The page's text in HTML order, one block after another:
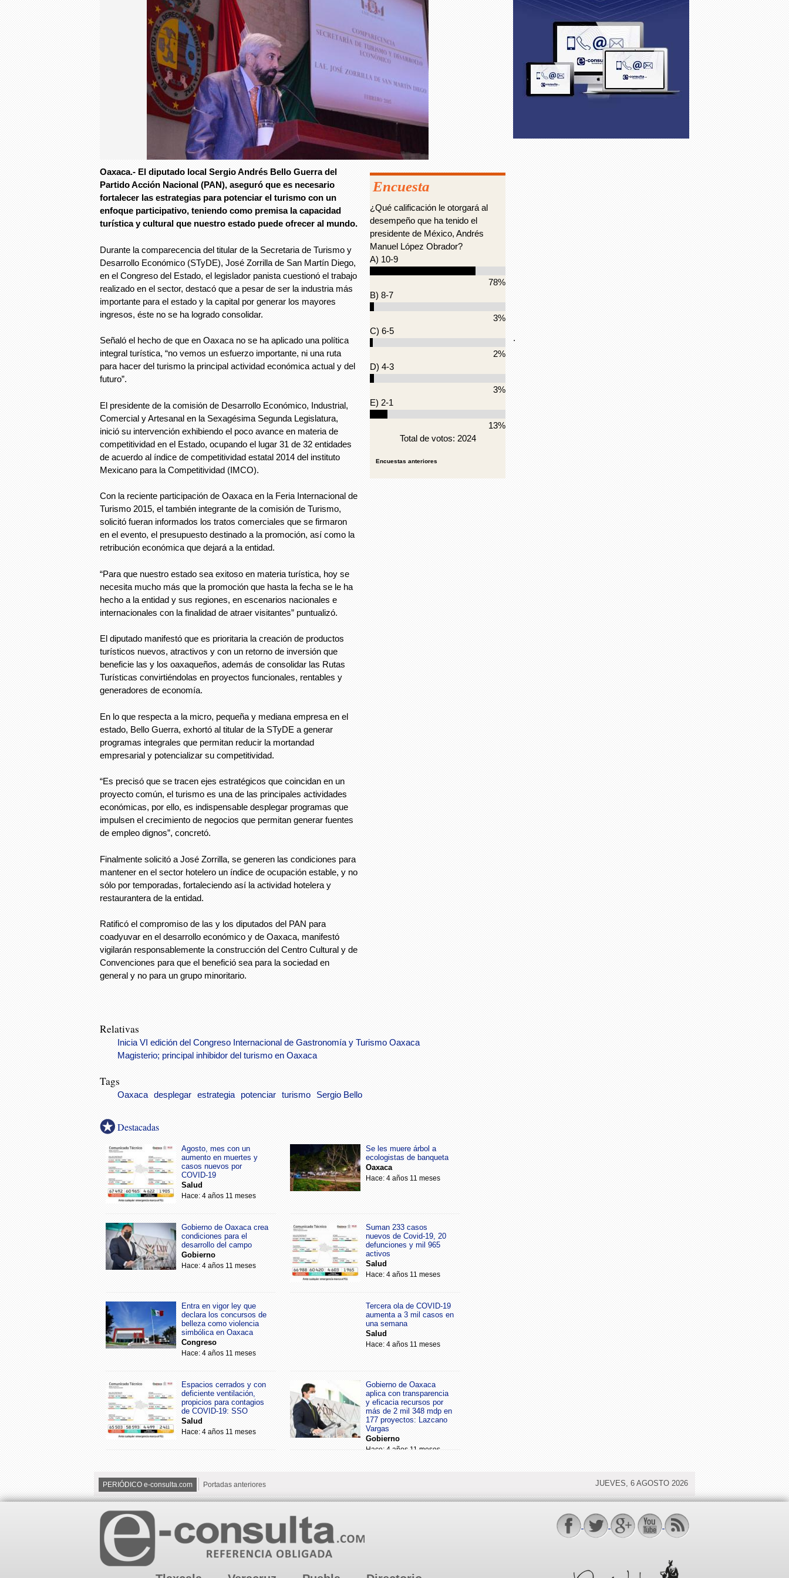
Oaxaca.- El diputado local Sergio Andrés Bello Guerra del
Partido Acción Nacional (PAN), aseguró que es necesario
fortalecer las estrategias para potenciar el turismo con un
enfoque participativo, teniendo como premisa la capacidad
turística y cultural que nuestro estado puede ofrecer al mundo.
Durante la comparecencia del titular de la Secretaria de Turismo y
Desarrollo Económico (STyDE), José Zorrilla de San Martín Diego,
en el Congreso del Estado, el legislador panista cuestionó el trabajo
realizado en el sector, destacó que a pesar de ser la industria más
importante para el estado y la capital por generar los mayores
ingresos, éste no se ha logrado consolidar.
Señaló el hecho de que en Oaxaca no se ha aplicado una política
integral turística, “no vemos un esfuerzo importante, ni una ruta
para hacer del turismo la principal actividad económica actual y del
futuro”.
El presidente de la comisión de Desarrollo Económico, Industrial,
Comercial y Artesanal en la Sexagésima Segunda Legislatura,
inició su intervención exhibiendo el poco avance en materia de
competitividad en el Estado, ocupando el lugar 31 de 32 entidades
de acuerdo al índice de competitividad estatal 2014 del instituto
Mexicano para la Competitividad (IMCO).
Con la reciente participación de Oaxaca en la Feria Internacional de
Turismo 2015, el también integrante de la comisión de Turismo,
solicitó fueran informados los tratos comerciales que se firmaron
en el evento, el presupuesto destinado a la promoción, así como la
retribución económica que dejará a la entidad.
“Para que nuestro estado sea exitoso en materia turística, hoy se
necesita mucho más que la promoción que hasta la fecha se le ha
hecho a la entidad y sus regiones, en escenarios nacionales e
internacionales con la finalidad de atraer visitantes” puntualizó.
El diputado manifestó que es prioritaria la creación de productos
turísticos nuevos, atractivos y con un retorno de inversión que
beneficie las y los oaxaqueños, además de consolidar las Rutas
Turísticas convirtiéndolas en proyectos funcionales, rentables y
generadores de economía.
En lo que respecta a la micro, pequeña y mediana empresa en el
estado, Bello Guerra, exhortó al titular de la STyDE a generar
programas integrales que permitan reducir la mortandad
empresarial y potencializar su competitividad.
“Es precisó que se tracen ejes estratégicos que coincidan en un
proyecto común, el turismo es una de las principales actividades
económicas, por ello, es indispensable desplegar programas que
impulsen el crecimiento de negocios que permitan generar fuentes
de empleo dignos”, concretó.
Finalmente solicitó a José Zorrilla, se generen las condiciones para
mantener en el sector hotelero un índice de ocupación estable, y no
sólo por temporadas, fortaleciendo así la actividad hotelera y
restaurantera de la entidad.
Ratificó el compromiso de las y los diputados del PAN para
coadyuvar en el desarrollo económico y de Oaxaca, manifestó
vigilarán responsablemente la construcción del Centro Cultural y de
Convenciones para que el benefició sea para la sociedad en
general y no para un grupo minoritario.
Encuesta
¿Qué calificación le otorgará al
desempeño que ha tenido el
presidente de México, Andrés
Manuel López Obrador?
A) 10-9
78%
B) 8-7
3%
C) 6-5
2%
D) 4-3
3%
E) 2-1
13%
Total de votos: 2024
Encuestas anteriores
Relativas
Inicia VI edición del Congreso Internacional de Gastronomía y Turismo Oaxaca
Magisterio; principal inhibidor del turismo en Oaxaca
Tags
Oaxaca desplegar estrategia potenciar turismo Sergio Bello
Destacadas
Agosto, mes con un
aumento en muertes y
casos nuevos por
COVID-19
Salud
Hace: 4 años 11 meses
Se les muere árbol a
ecologistas de banqueta
Oaxaca
Hace: 4 años 11 meses
Gobierno de Oaxaca crea
condiciones para el
desarrollo del campo
Gobierno
Hace: 4 años 11 meses
Suman 233 casos
nuevos de Covid-19, 20
defunciones y mil 965
activos
Salud
Hace: 4 años 11 meses
Entra en vigor ley que
declara los concursos de
belleza como violencia
simbólica en Oaxaca
Congreso
Hace: 4 años 11 meses
Tercera ola de COVID-19
aumenta a 3 mil casos en
una semana
Salud
Hace: 4 años 11 meses
Espacios cerrados y con
deficiente ventilación,
propicios para contagios
de COVID-19: SSO
Salud
Hace: 4 años 11 meses
Gobierno de Oaxaca
aplica con transparencia
y eficacia recursos por
más de 2 mil 348 mdp en
177 proyectos: Lazcano
Vargas
Gobierno
Hace: 4 años 11 meses
.
PERIÓDICO e-consulta.com Portadas anteriores JUEVES, 6 AGOSTO 2026